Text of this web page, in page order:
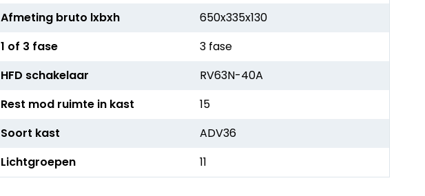
Afmeting bruto lxbxh
650x335x130
1 of 3 fase
3 fase
HFD schakelaar
RV63N-40A
Rest mod ruimte in kast
15
Soort kast
ADV36
Lichtgroepen
11